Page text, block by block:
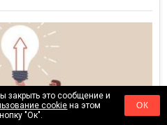
закрыть это сообщение и
cookie на этом
"Ок".
ОК